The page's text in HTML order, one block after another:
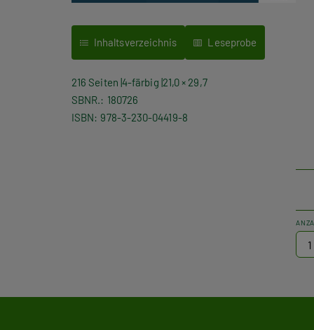
Inhaltsverzeichnis Leseprobe
216 Seiten 4-färbig 21,0 × 29,7
SBNR.
180726
ISBN
978-3-230-04419-8